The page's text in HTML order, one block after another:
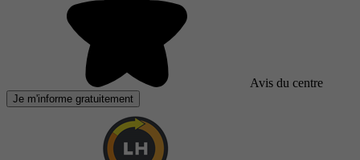
Avis du centre
Je m'informe gratuitement